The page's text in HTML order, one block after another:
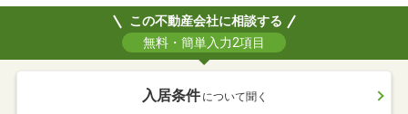
この不動産会社に相談する
無料・簡単入力2項目
入居条件 について聞く